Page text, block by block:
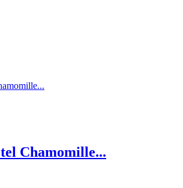
Chamomille...